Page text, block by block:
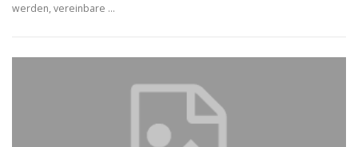
werden, vereinbare …